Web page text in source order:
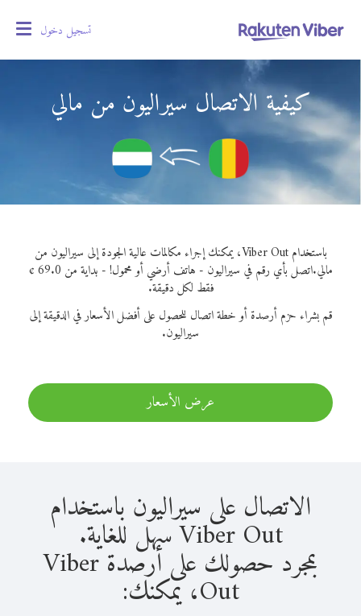
تسجيل دخول
كيفية الاتصال سيراليون من مالي
باستخدام Viber Out، يمكنك إجراء مكالمات عالية الجودة إلى سيراليون من
مالي.
اتصل بأي رقم في سيراليون - هاتف أرضي أو محمول! - بداية من 69.0 ¢
فقط لكل دقيقة.
قم بشراء حزم أرصدة أو خطة اتصال للحصول على أفضل الأسعار في الدقيقة إلى
سيراليون.
عرض الأسعار
الاتصال على سيراليون باستخدام
Viber Out سهل للغاية.
بمجرد حصولك على أرصدة Viber
Out، يمكنك: